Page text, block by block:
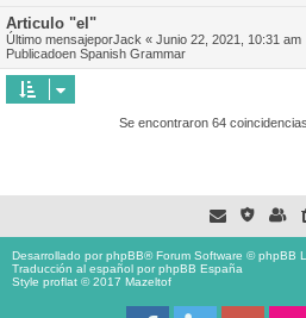
Articulo "el"
Último mensajeporJack « Junio 22, 2021, 10:31 am
Publicadoen Spanish Grammar
Se encontraron 64 coincidencias
Desarrollado porphpBB® Forum Software © phpBB
Traducción al español porphpBB España
Style proflat © 2017 Mazeltof